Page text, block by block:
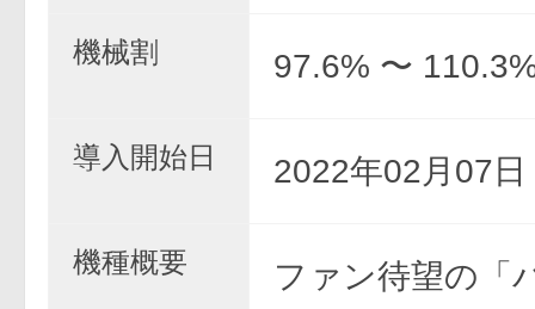
機械割 97.6% 〜
導入開始日 2022年02月07日
機種概要
ファン待望の「